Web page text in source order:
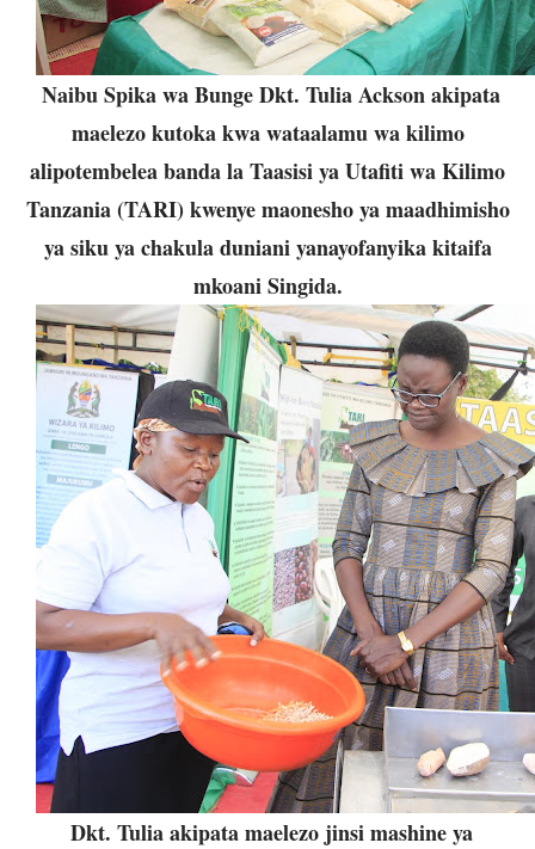
Naibu Spika wa Bunge Dkt. Tulia Ackson akipata
maelezo kutoka kwa wataalamu wa kilimo
alipotembelea banda la Taasisi ya Utafiti wa Kilimo
Tanzania (TARI) kwenye maonesho ya maadhimisho
ya siku ya chakula duniani yanayofanyika kitaifa
mkoani Singida.
Dkt. Tulia akipata maelezo jinsi mashine ya